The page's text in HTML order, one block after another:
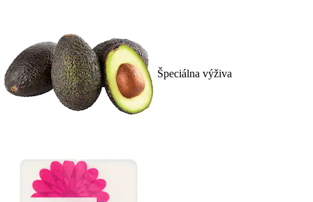
Špeciálna výživa